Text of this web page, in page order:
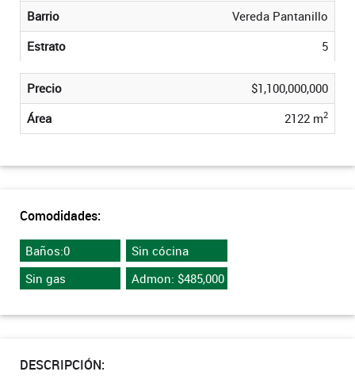
Barrio
Vereda Pantanillo
Estrato
5
Precio
$1,100,000,000
Área
2122 m2
Comodidades:
Baños:0
Sin cócina
Sin gas
Admon: $485,000
DESCRIPCIÓN: